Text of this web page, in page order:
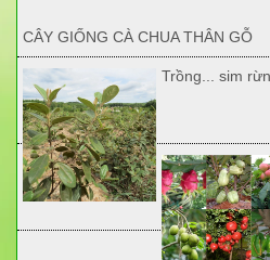
CÂY GIỐNG CÀ CHUA THÂN GỖ
Trồng... sim